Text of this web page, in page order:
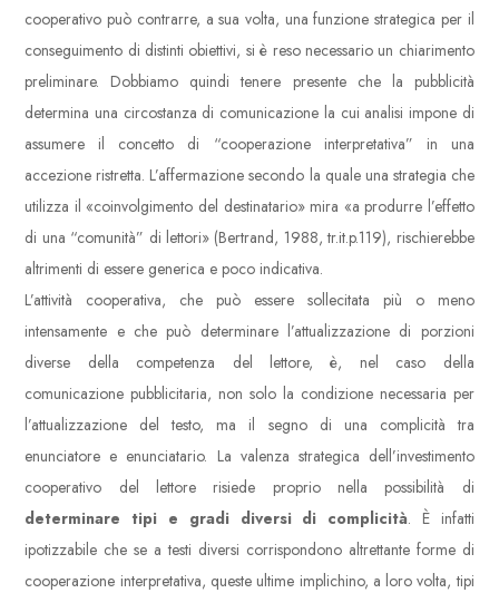
cooperativo può contrarre, a sua volta, una funzione strategica per il
conseguimento di distinti obiettivi, si è reso necessario un chiarimento
preliminare. Dobbiamo quindi tenere presente che la pubblicità
determina una circostanza di comunicazione la cui analisi impone di
assumere il concetto di “cooperazione interpretativa” in una
accezione ristretta. L’affermazione secondo la quale una strategia che
utilizza il «coinvolgimento del destinatario» mira «a produrre l’effetto
di una “comunità” di lettori» (Bertrand, 1988, tr.it.p.119), rischierebbe
altrimenti di essere generica e poco indicativa.
L’attività cooperativa, che può essere sollecitata più o meno
intensamente e che può determinare l’attualizzazione di porzioni
diverse della competenza del lettore, è, nel caso della
comunicazione pubblicitaria, non solo la condizione necessaria per
l’attualizzazione del testo, ma il segno di una complicità tra
enunciatore e enunciatario. La valenza strategica dell’investimento
cooperativo del lettore risiede proprio nella possibilità di
determinare tipi e gradi diversi di complicità. È infatti
ipotizzabile che se a testi diversi corrispondono altrettante forme di
cooperazione interpretativa, queste ultime implichino, a loro volta, tipi